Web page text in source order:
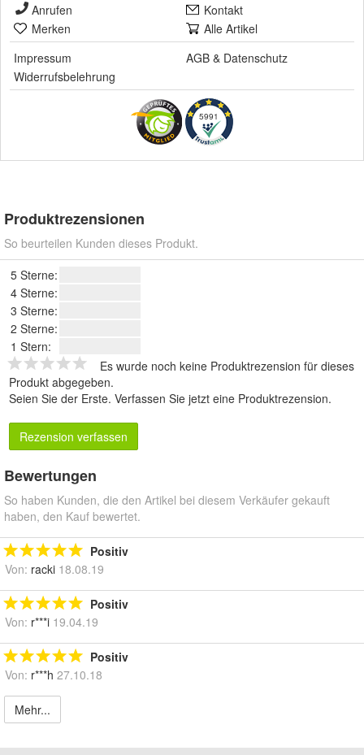
Anrufen
Kontakt
Merken
Alle Artikel
Impressum
AGB & Datenschutz
Widerrufsbelehrung
5991
Produktrezensionen
So beurteilen Kunden dieses Produkt.
5 Sterne:
4 Sterne:
3 Sterne:
2 Sterne:
1 Stern:
Es wurde noch keine Produktrezension für dieses
Produkt abgegeben.
Seien Sie der Erste. Verfassen Sie jetzt eine Produktrezension.
Rezension verfassen
Bewertungen
So haben Kunden, die den Artikel bei diesem Verkäufer gekauft
haben, den Kauf bewertet.
Positiv
Von: racki 18.08.19
Positiv
Von: r***i 19.04.19
Positiv
Von: r***h 27.10.18
Mehr...